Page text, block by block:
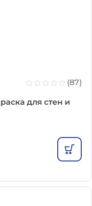
(87)
для стен и